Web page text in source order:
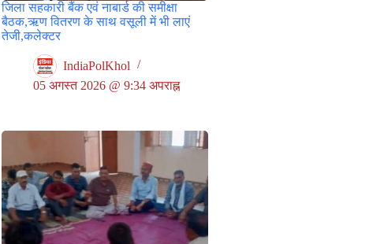
जिला सहकारी बैंक एवं नाबार्ड की समीक्षा
बैठक,ऋण वितरण के साथ वसूली में भी लाएं
तेजी,कलेक्टर
IndiaPolKhol
05 अगस्त 2026 @ 9:34 अपराह्न